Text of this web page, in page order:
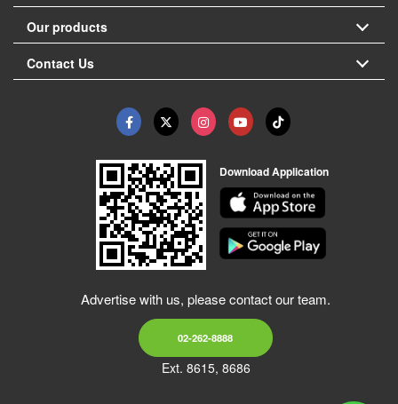
Our products
Contact Us
Download Application
Advertise with us, please contact our team.
02-262-8888
Ext. 8615, 8686